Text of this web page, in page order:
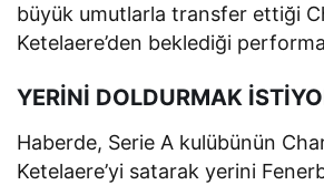
büyük umutlarla transfer ettiği
Ketelaere’den beklediği
YERİNİ DOLDURMAK
Haberde, Serie A kulübünün
Ketelaere’yi satarak yerini